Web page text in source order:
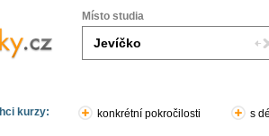
Místo studia
kurzy: konkrétní pokročilosti s